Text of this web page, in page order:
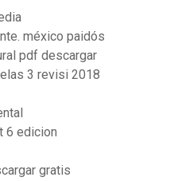
méxico paidós
pdf descargar
3 revisi 2018
6 edicion
gratis